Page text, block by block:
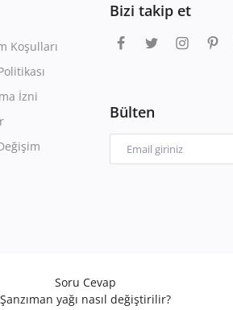
Koşulları
İzni
Bizi takip et
Bülten
Soru Cevap
Şanzıman yağı nasıl değiştirilir?